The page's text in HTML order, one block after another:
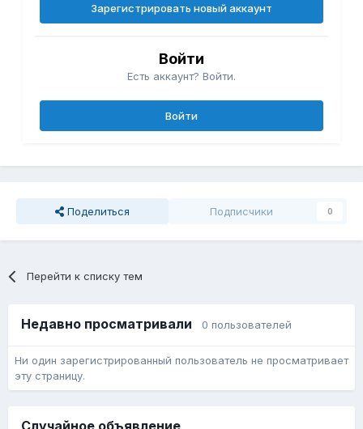
Зарегистрировать новый аккаунт
Войти
Есть аккаунт? Войти.
Войти
Поделиться Подписчики 0
Перейти к списку тем
Недавно просматривали 0 пользователей
Ни один зарегистрированный пользователь не просматривает
эту страницу.
Случайное объявление